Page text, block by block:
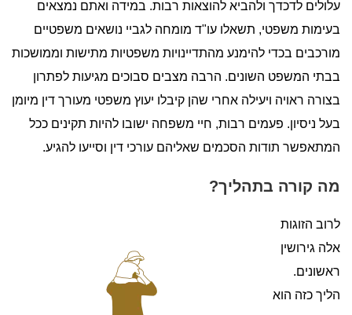
עלולים לדכדך ולהביא להוצאות רבות. במידה ואתם נמצאים
בעימות משפטי, תשאלו עו"ד מומחה לגביי נושאים משפטיים
מורכבים בכדי להימנע מהתדיינויות משפטיות מתישות וממושכות
בבתי המשפט השונים. הרבה מצבים סבוכים מגיעות לפתרון
בצורה ראויה ויעילה אחרי שהן קיבלו יעוץ משפטי מעורך דין מיומן
בעל ניסיון. פעמים רבות, חיי משפחה ישובו להיות תקינים ככל
המתאפשר תודות הסכמים שאליהם עורכי דין וסייעו להגיע.
מה קורה בתהליך?
לרוב הזוגות
אלה גירושין
ראשונים.
הליך כזה הוא